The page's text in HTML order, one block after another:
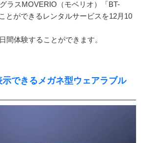
ラスMOVERIO（モベリオ）「BT-
とができるレンタルサービスを12月10
間体験することができます。
できるメガネ型ウェアラブル